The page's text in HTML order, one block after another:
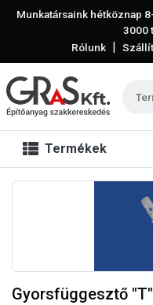
Munkatársaink hétköznap
3000
Rólunk |
Termékek
Gyorsfüggesztő